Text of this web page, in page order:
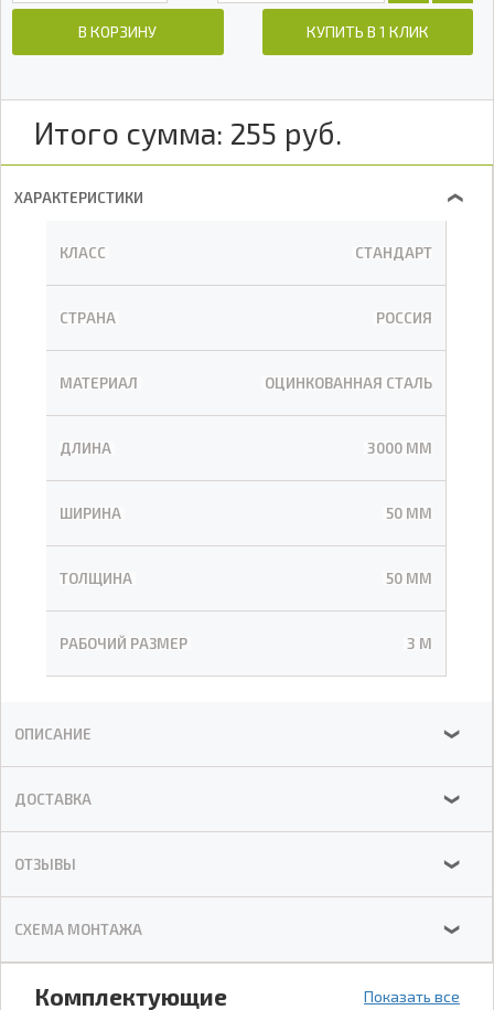
В КОРЗИНУ КУПИТЬ В 1 КЛИК
Итого сумма: 255 руб.
ХАРАКТЕРИСТИКИ ❯
КЛАСС СТАНДАРТ
СТРАНА РОССИЯ
МАТЕРИАЛ ОЦИНКОВАННАЯ СТАЛЬ
ДЛИНА 3000 ММ
ШИРИНА 50 ММ
ТОЛЩИНА 50 ММ
РАБОЧИЙ РАЗМЕР 3 М
ОПИСАНИЕ ❯
ДОСТАВКА ❯
ОТЗЫВЫ ❯
СХЕМА МОНТАЖА ❯
Комплектующие Показать все